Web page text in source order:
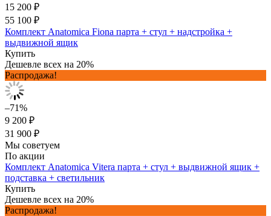
15 200 ₽
55 100 ₽
Комплект Anatomica Fiona парта + стул + надстройка +
выдвижной ящик
Купить
Дешевле всех на 20%
Распродажа!
–71%
9 200 ₽
31 900 ₽
Мы советуем
По акции
Комплект Anatomica Vitera парта + стул + выдвижной ящик +
подставка + светильник
Купить
Дешевле всех на 20%
Распродажа!